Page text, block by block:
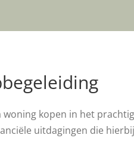
woning kopen in het
uitdagingen die